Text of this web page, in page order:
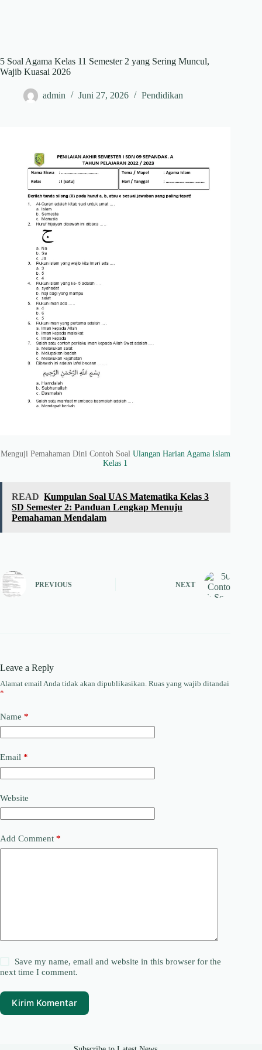
5 Soal Agama Kelas 11 Semester 2 yang Sering Muncul,
Wajib Kuasai 2026
admin Juni 27, 2026 Pendidikan
Menguji Pemahaman Dini Contoh Soal Ulangan Harian Agama Islam
Kelas 1
READ Kumpulan Soal UAS Matematika Kelas 3
SD Semester 2: Panduan Lengkap Menuju
Pemahaman Mendalam
PREVIOUS NEXT
Leave a Reply
Alamat email Anda tidak akan dipublikasikan. Ruas yang wajib ditandai
*
Name *
Email *
Website
Add Comment *
Save my name, email and website in this browser for the
next time I comment.
Kirim Komentar